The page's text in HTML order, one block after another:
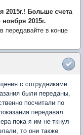
2015г.! Больше счета
2015г.
передавайте в конце
с сотрудниками
были переданы,
посчитали по
передавал
пока я им не ткнул
то они также